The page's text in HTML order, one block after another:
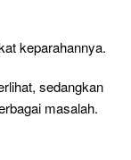
keparahannya.
sedangkan
masalah.